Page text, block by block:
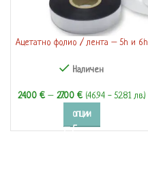
Ацетатно фолио / лента – 5h и 6h
Наличен
24.00 € – 27.00 € (46.94 - 52.81 лв.)
ОПЦИИ